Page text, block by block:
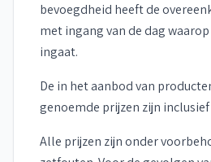
bevoegdheid heeft de
met ingang van de dag
ingaat.
De in het aanbod van
genoemde prijzen zijn inclusief
Alle prijzen zijn onder